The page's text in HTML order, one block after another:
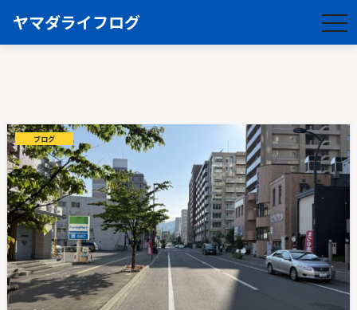
ヤマダライフログ
ブログ